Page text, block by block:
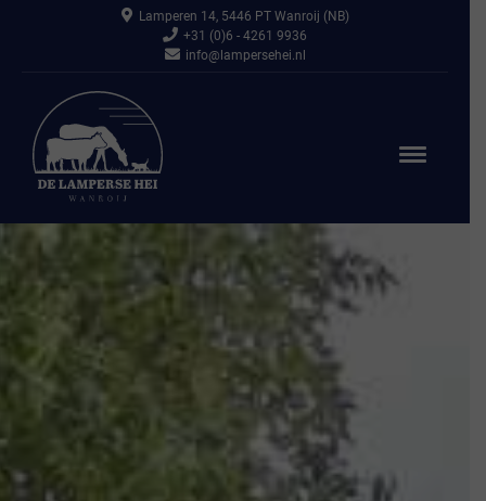
Lamperen 14, 5446 PT Wanroij (NB)
+31 (0)6 - 4261 9936
info@lampersehei.nl